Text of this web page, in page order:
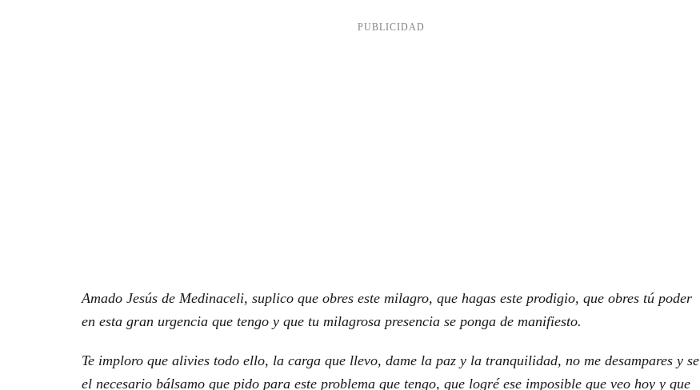
Amado Jesús de Medinaceli, suplico que obres este milagro, que hagas este prodigio, que obres tú poder
en esta gran urgencia que tengo y que tu milagrosa presencia se ponga de manifiesto.
Te imploro que alivies todo ello, la carga que llevo, dame la paz y la tranquilidad, no me desampares y se
el necesario bálsamo que pido para este problema que tengo, que logré ese imposible que veo hoy y que